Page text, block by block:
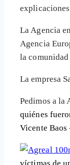
La Agencia
Agencia
la
La empresa
Pedimos a la
quiénes
Vicente Baos